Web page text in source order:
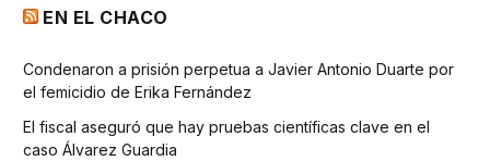
EN EL CHACO
Condenaron a prisión perpetua a Javier Antonio Duarte por
el femicidio de Erika Fernández
El fiscal aseguró que hay pruebas científicas clave en el
caso Álvarez Guardia